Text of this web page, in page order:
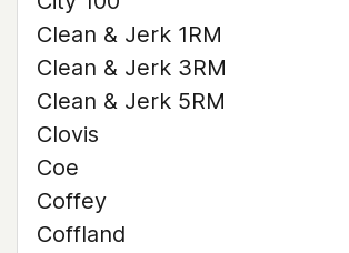
Clean & Jerk 1RM
Clean & Jerk 3RM
Clean & Jerk 5RM
Clovis
Coe
Coffey
Coffland